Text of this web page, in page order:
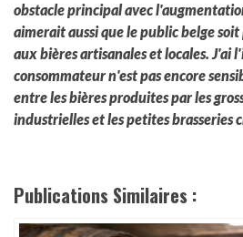
obstacle principal avec
aimerait aussi que le public belge
aux bières artisanales et locales. J'ai
consommateur n'est pas encore
entre les bières produites par les
industrielles et les petites brasseries
Publications Similaires :